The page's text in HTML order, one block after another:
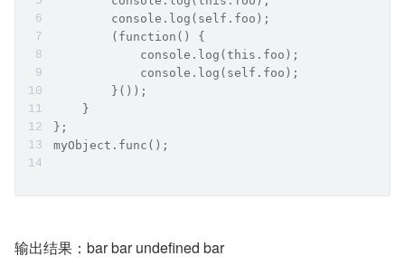
        console.log(self.foo);
        (function() {
            console.log(this.foo);
            console.log(self.foo);
        }());
    }
};
myObject.func();
输出结果：bar bar undefined bar